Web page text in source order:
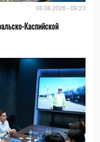
08.08.2026 - 09:23
Каспийской